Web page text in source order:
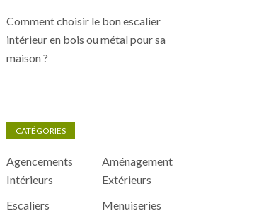
Comment choisir le bon escalier
intérieur en bois ou métal pour sa
maison ?
CATÉGORIES
Agencements
Intérieurs
Aménagement
Extérieurs
Escaliers
Menuiseries